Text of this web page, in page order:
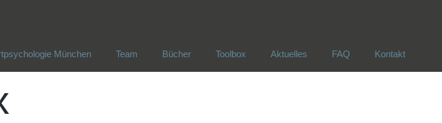
München Team Bücher Toolbox Aktuelles FAQ Kontakt